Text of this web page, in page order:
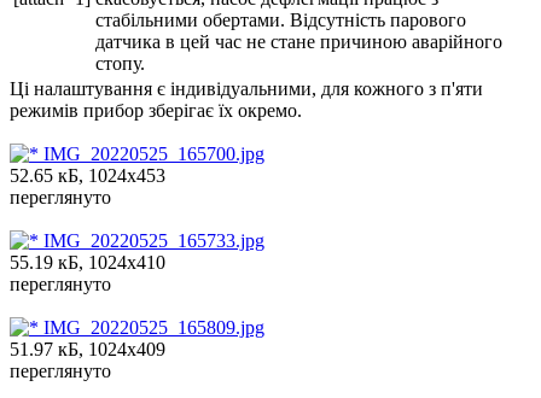
стабільними обертами. Відсутність парового
датчика в цей час не стане причиною аварійного
стопу.
Ці налаштування є індивідуальними, для кожного з п'яти
режимів прибор зберігає їх окремо.
IMG_20220525_165700.jpg
52.65 кБ, 1024x453
переглянуто
IMG_20220525_165733.jpg
55.19 кБ, 1024x410
переглянуто
IMG_20220525_165809.jpg
51.97 кБ, 1024x409
переглянуто